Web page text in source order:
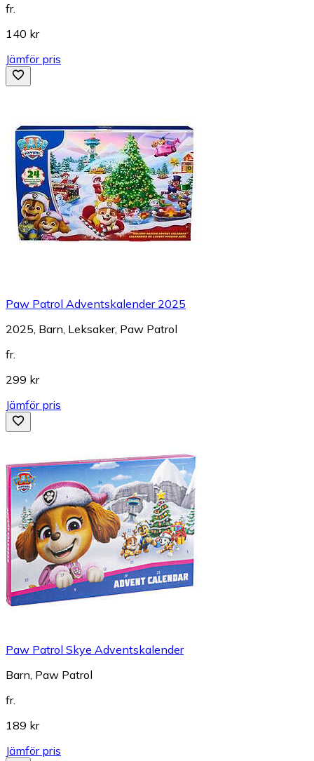
fr.
140 kr
Jämför pris
Paw Patrol Adventskalender 2025
2025, Barn, Leksaker, Paw Patrol
fr.
299 kr
Jämför pris
Paw Patrol Skye Adventskalender
Barn, Paw Patrol
fr.
189 kr
Jämför pris